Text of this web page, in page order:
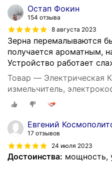
Остап Фокин
154 отзыва
8 августа 2023
Зерна перемалываются
получается ароматным,
Устройство работает
Товар — Электрическая
измельчитель,
из пищевой
дома
Евгений
17 отзывов
24 июля 2023
Достоинства: мощность,